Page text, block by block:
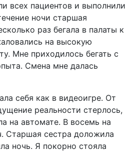
всех пациентов и выполнили
ночи старшая
раз бегала в палаты к
на высокую
Мне приходилось бегать с
Смена мне далась
себя как в видеоигре. От
реальности стерлось,
на автомате. В восемь на
Старшая сестра доложила
ночь. Я покорно стояла